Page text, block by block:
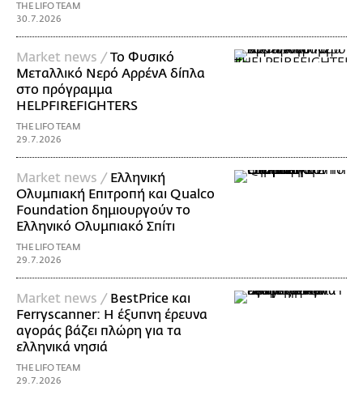
THE LIFO TEAM
30.7.2026
Market news /Το Φυσικό
Μεταλλικό Νερό ΑρρένΑ δίπλα
στο πρόγραμμα
HELPFIREFIGHTERS
THE LIFO TEAM
29.7.2026
Market news / Ελληνική
Ολυμπιακή Επιτροπή και Qualco
Foundation δημιουργούν το
Ελληνικό Ολυμπιακό Σπίτι
THE LIFO TEAM
29.7.2026
Market news / BestPrice και
Ferryscanner: Η έξυπνη έρευνα
αγοράς βάζει πλώρη για τα
ελληνικά νησιά
THE LIFO TEAM
29.7.2026